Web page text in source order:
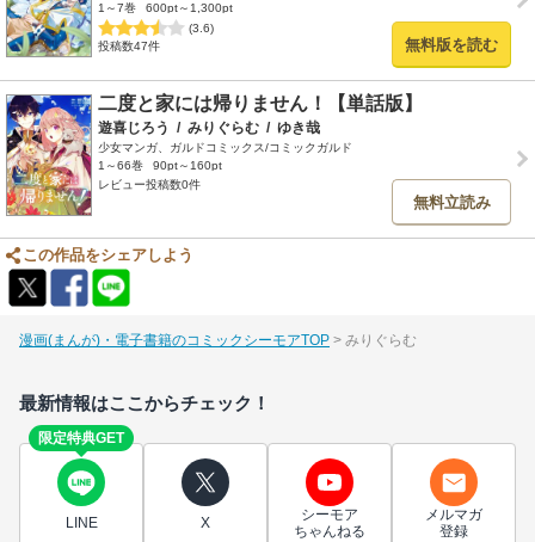
1～7巻
600pt～1,300pt
(3.6)
投稿数47件
無料版を読む
二度と家には帰りません！【単話版】
遊喜じろう / みりぐらむ / ゆき哉
少女マンガ、ガルドコミックス/コミックガルド
1～66巻
90pt～160pt
レビュー投稿数0件
無料立読み
この作品をシェアしよう
漫画(まんが)・電子書籍のコミックシーモアTOP みりぐらむ
最新情報はここからチェック！
限定特典GET
LINE X
シーモア
ちゃんねる
メルマガ
登録